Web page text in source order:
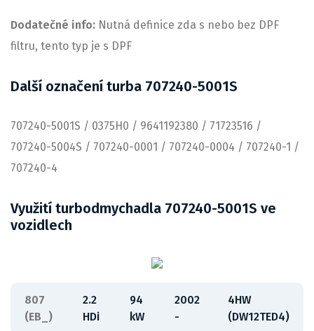
Dodatečné info: Nutná definice zda s nebo bez DPF
filtru, tento typ je s DPF
Další označení turba 707240-5001S
707240-5001S / 0375H0 / 9641192380 / 71723516 /
707240-5004S / 707240-0001 / 707240-0004 / 707240-1 /
707240-4
Využití turbodmychadla 707240-5001S ve
vozidlech
807
(EB_)
2.2
HDi
94
kW
2002
-
4HW
(DW12TED4)